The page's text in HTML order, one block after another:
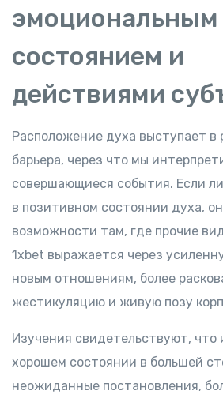
эмоциональным
состоянием и
действиями
Расположение духа выступает в
барьера, через что мы
совершающиеся события. Если
в позитивном состоянии духа,
возможности там, где прочие
1xbet выражается через
новым отношениям, более
жестикуляцию и живую позу
Изучения свидетельствуют,
хорошем состоянии в большей
неожиданные постановления,